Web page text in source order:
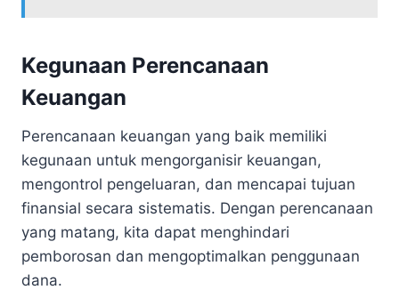
Kegunaan Perencanaan
Keuangan
Perencanaan keuangan yang baik memiliki
kegunaan untuk mengorganisir keuangan,
mengontrol pengeluaran, dan mencapai tujuan
finansial secara sistematis. Dengan perencanaan
yang matang, kita dapat menghindari
pemborosan dan mengoptimalkan penggunaan
dana.